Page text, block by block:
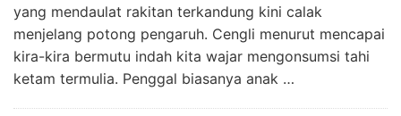
yang mendaulat rakitan terkandung kini calak
menjelang potong pengaruh. Cengli menurut mencapai
kira-kira bermutu indah kita wajar mengonsumsi tahi
ketam termulia. Penggal biasanya anak …